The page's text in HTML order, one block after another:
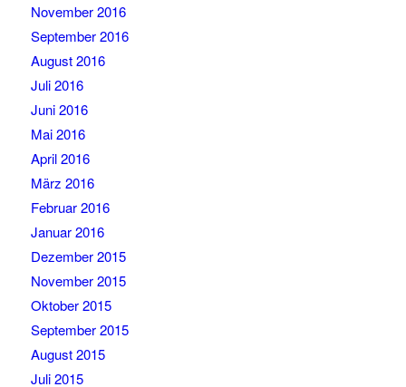
November 2016
September 2016
August 2016
Juli 2016
Juni 2016
Mai 2016
April 2016
März 2016
Februar 2016
Januar 2016
Dezember 2015
November 2015
Oktober 2015
September 2015
August 2015
Juli 2015